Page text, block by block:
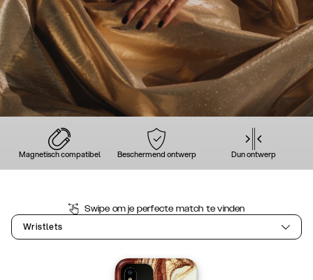
Magnetisch compatibel Beschermend ontwerp Dun ontwerp
Swipe om je perfecte match te vinden
Wristlets